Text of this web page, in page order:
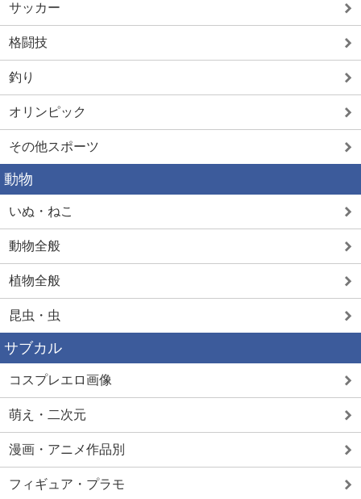
サッカー
格闘技
釣り
オリンピック
その他スポーツ
動物
いぬ・ねこ
動物全般
植物全般
昆虫・虫
サブカル
コスプレエロ画像
萌え・二次元
漫画・アニメ作品別
フィギュア・プラモ